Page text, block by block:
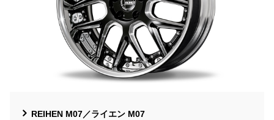
REIHEN M07／ライエン M07